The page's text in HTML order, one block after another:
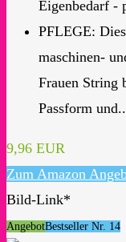
Eigenbedarf -
PFLEGE:
maschinen-
Frauen String
Passform
9,96 EUR
Zum Amazon
Bild-Link*
AngebotBestseller Nr. 14